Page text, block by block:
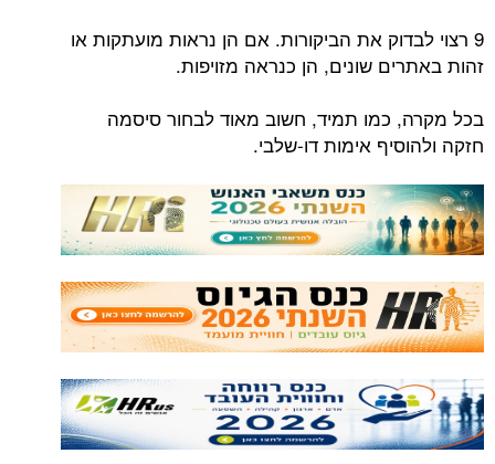
9 רצוי לבדוק את הביקורות. אם הן נראות מועתקות או
זהות באתרים שונים, הן כנראה מזויפות.
בכל מקרה, כמו תמיד, חשוב מאוד לבחור סיסמה
חזקה ולהוסיף אימות דו-שלבי.